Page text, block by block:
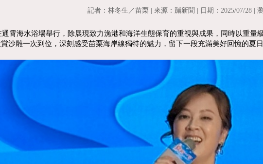
記者：林冬生／苗栗 | 來源：蹦新聞 | 日期：2025/07/28 |
霄海水浴場舉行，除展現致力漁港和海洋生態保育的重視與成果，同時以重
沙雕一次到位，深刻感受苗栗海岸線獨特的魅力，留下一段充滿美好回憶的夏日